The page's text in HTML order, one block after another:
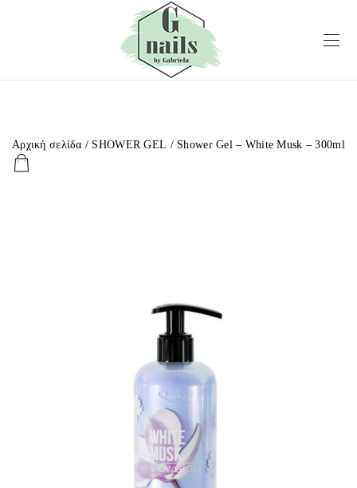
Αρχική σελίδα / SHOWER GEL / Shower Gel – White Musk – 300ml